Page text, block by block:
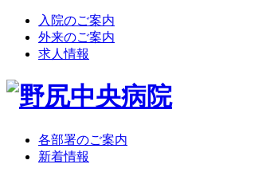
入院のご案内
外来のご案内
求人情報
各部署のご案内
新着情報